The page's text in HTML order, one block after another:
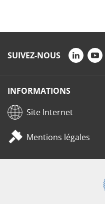
SUIVEZ-NOUS
INFORMATIONS
Site Internet
Mentions légales